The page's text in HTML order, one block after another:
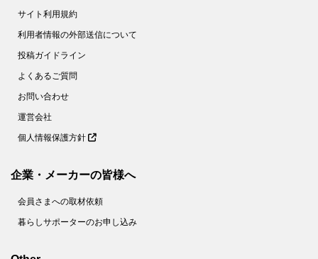
サイト利用規約
利用者情報の外部送信について
投稿ガイドライン
よくあるご質問
お問い合わせ
運営会社
個人情報保護方針
企業・メーカーの皆様へ
会員さまへの取材依頼
暮らしサポーターのお申し込み